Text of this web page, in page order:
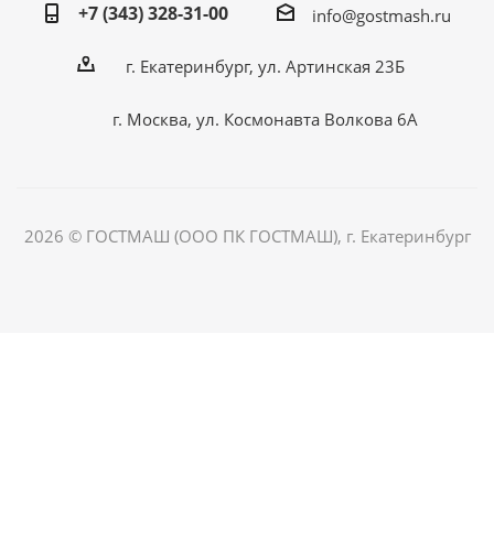
+7 (343) 328-31-00
info@gostmash.ru
г. Екатеринбург, ул. Артинская 23Б
г. Москва, ул. Космонавта Волкова 6А
2026 © ГОСТМАШ (ООО ПК ГОСТМАШ), г. Екатеринбург